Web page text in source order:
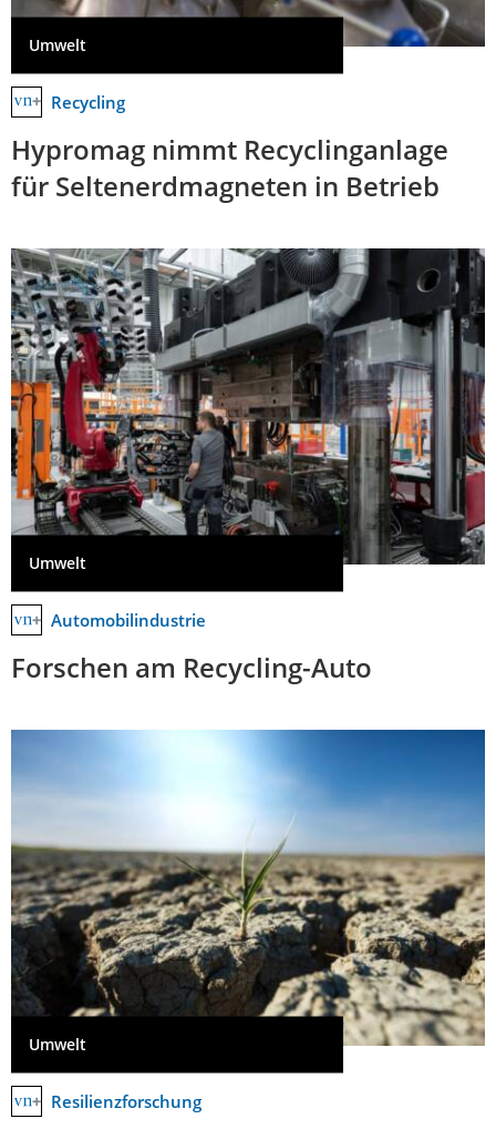
Umwelt
Recycling
Hypromag nimmt Recyclinganlage
für Seltenerdmagneten in Betrieb
Umwelt
Automobilindustrie
Forschen am Recycling-Auto
Umwelt
Resilienzforschung